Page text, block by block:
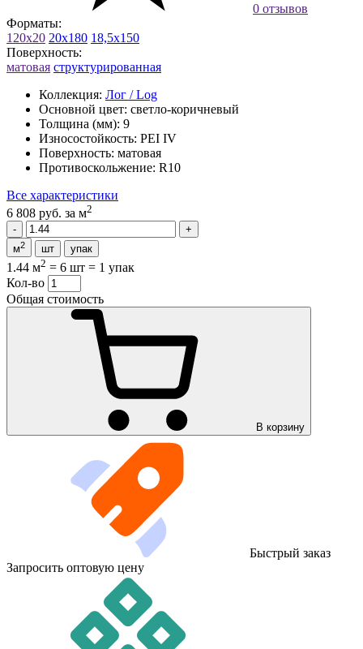
0 отзывов
Форматы:
120x20 20x180 18,5x150
Поверхность:
матовая структурированная
Коллекция: Лог / Log
Основной цвет: светло-коричневый
Толщина (мм): 9
Износостойкость: PEI IV
Поверхность: матовая
Противоскольжение: R10
Все характеристики
6 808 руб. за м2
м2 шт упак
1.44 м2 = 6 шт = 1 упак
Кол-во
Общая стоимость
В корзину
Быстрый заказ
Запросить оптовую цену